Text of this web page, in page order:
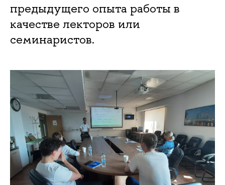
предыдущего опыта работы в
качестве лекторов или
семинаристов.